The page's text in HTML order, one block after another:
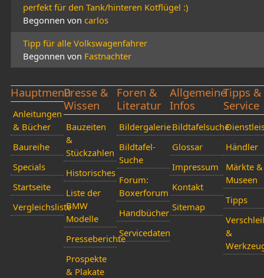
perfekt für den Tank/hinteren Kotflügel :)
Begonnen von carlos
Tipp für alle Volkswagenfahrer
Begonnen von Fastnachter
Hauptmenü
Anleitungen
& Bücher
Baureihe
Specials
Startseite
Vergleichsliste
Presse &
Wissen
Bauzeiten
&
Stückzahlen
Historisches
Liste der
BMW
Modelle
Presseberichte
Prospekte
& Plakate
Foren &
Literatur
Bildergalerie
Bildtafel-
Suche
Forum:
Boxerforum
Handbücher
Servicedaten
Allgemeine
Infos
Bildtafelsuche
Glossar
Impressum
Kontakt
Sitemap
Tipps &
Service
Händler
Märkte &
Museen
Tipps
&